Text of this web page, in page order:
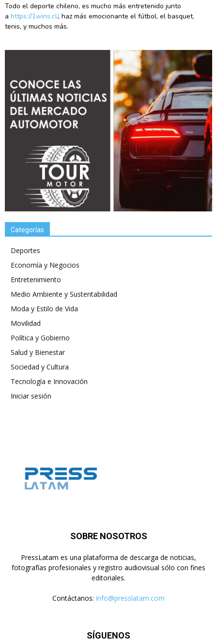
Todo el deporte chileno, es mucho más entretenido junto
a https://1wins.cl/, haz más emocionante el fútbol, el basquet,
tenis, y muchos más.
Categorías
Deportes
Economía y Negocios
Entretenimiento
Medio Ambiente y Sustentabilidad
Moda y Estilo de Vida
Movilidad
Política y Gobierno
Salud y Bienestar
Sociedad y Cultura
Tecnología e Innovación
Iniciar sesión
SOBRE NOSOTROS
PressLatam es una plataforma de descarga de noticias,
fotografías profesionales y registro audiovisual sólo con fines
editoriales.
Contáctanos: info@presslatam.com
SÍGUENOS